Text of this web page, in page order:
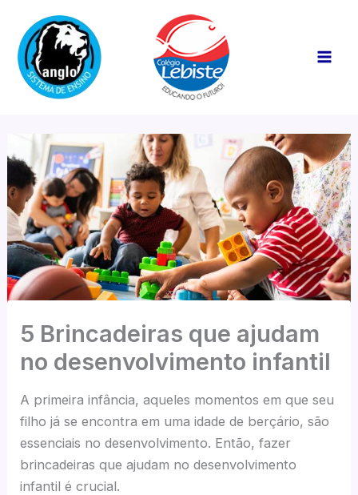
para
conteúdo
5 Brincadeiras que ajudam
no desenvolvimento infantil
A primeira infância, aqueles momentos em que seu
filho já se encontra em uma idade de berçário, são
essenciais no desenvolvimento. Então, fazer
brincadeiras que ajudam no desenvolvimento
infantil é crucial.